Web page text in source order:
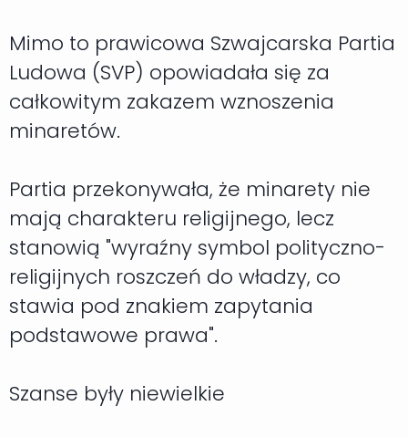
Mimo to prawicowa Szwajcarska Partia
Ludowa (SVP) opowiadała się za
całkowitym zakazem wznoszenia
minaretów.
Partia przekonywała, że minarety nie
mają charakteru religijnego, lecz
stanowią "wyraźny symbol polityczno-
religijnych roszczeń do władzy, co
stawia pod znakiem zapytania
podstawowe prawa".
Szanse były niewielkie